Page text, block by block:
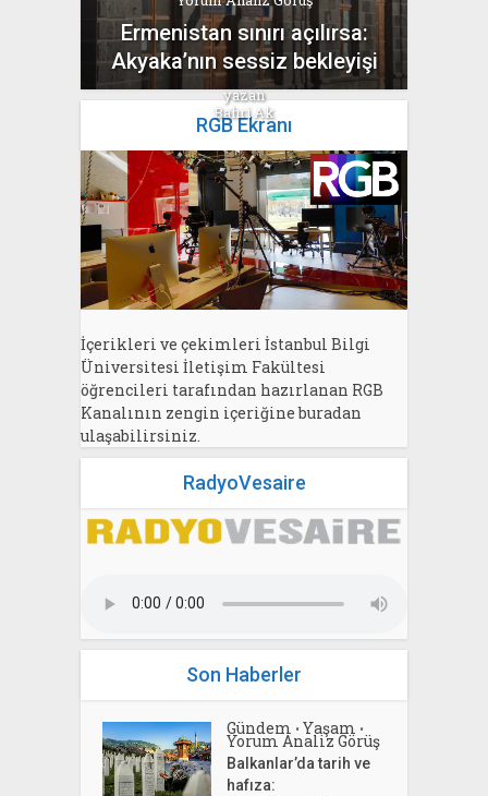
Ermenistan sınırı açılırsa:
Akyaka’nın sessiz bekleyişi
yazan
Bahri Ak
RGB Ekranı
İçerikleri ve çekimleri İstanbul Bilgi
Üniversitesi İletişim Fakültesi
öğrencileri tarafından hazırlanan RGB
Kanalının zengin içeriğine buradan
ulaşabilirsiniz.
RadyoVesaire
Son Haberler
Gündem • Yaşam •
Yorum Analiz Görüş
Balkanlar’da tarih ve
hafıza: